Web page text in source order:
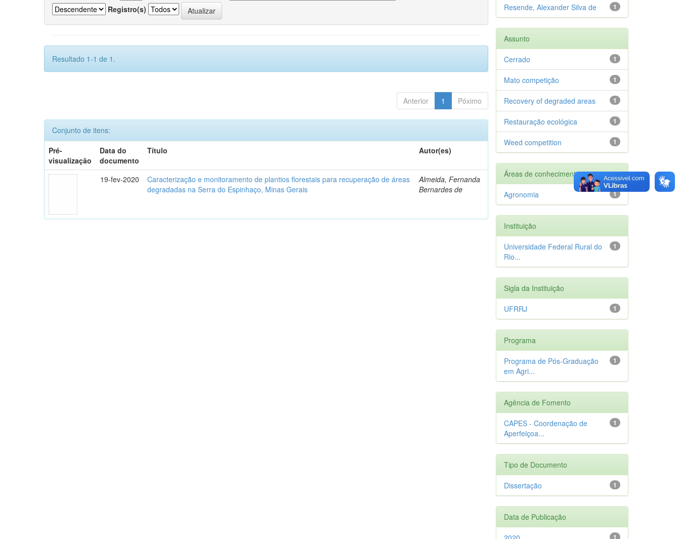
Registro(s)
Resultado 1-1 de 1.
Anterior 1 Póximo
Conjunto de itens:
Pré-
visualização
Data do
documento
Título Autor(es)
19-fev-2020
Caracterização e monitoramento de plantios florestais para recuperação de áreas
degradadas na Serra do Espinhaço, Minas Gerais
Almeida, Fernanda
Bernardes de
1
Resende, Alexander Silva de
Assunto
1
Cerrado
1
Mato competição
1
Recovery of degraded areas
1
Restauração ecológica
1
Weed competition
Áreas de conhecimento
1
Agronomia
Instituição
1
Universidade Federal Rural do
Rio...
Sigla da Instituição
1
UFRRJ
Programa
1
Programa de Pós-Graduação
em Agri...
Agência de Fomento
1
CAPES - Coordenação de
Aperfeiçoa...
Tipo de Documento
1
Dissertação
Data de Publicação
1